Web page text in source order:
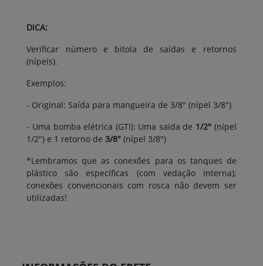
DICA:
Verificar número e bitola de saídas e retornos
(nípeis).
Exemplos:
- Original: Saída para mangueira de 3/8" (nípel 3/8")
- Uma bomba elétrica (GTI): Uma saída de 1/2" (nípel
1/2") e 1 retorno de 3/8" (nípel 3/8")
*Lembramos que as conexões para os tanques de
plástico são específicas (com vedação interna);
conexões convencionais com rosca não devem ser
utilizadas!